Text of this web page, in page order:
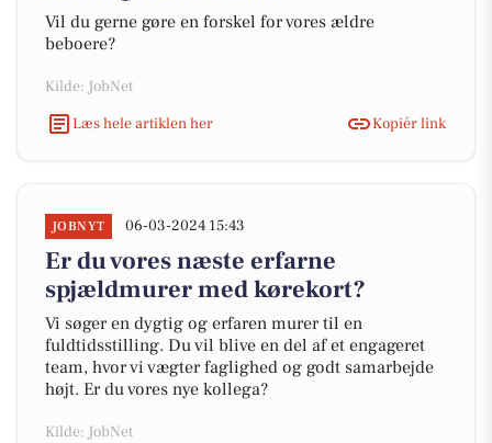
Vil du gerne gøre en forskel for vores ældre
beboere?
Kilde: JobNet
Læs hele artiklen her
Kopiér link
JOBNYT 06-03-2024 15:43
Er du vores næste erfarne
spjældmurer med kørekort?
Vi søger en dygtig og erfaren murer til en
fuldtidsstilling. Du vil blive en del af et engageret
team, hvor vi vægter faglighed og godt samarbejde
højt. Er du vores nye kollega?
Kilde: JobNet